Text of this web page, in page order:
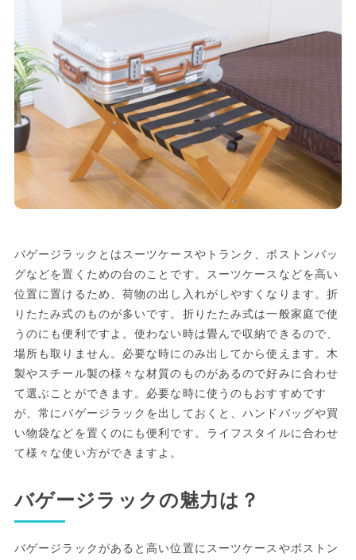
バゲージラックとはスーツケースやトランク、ボストンバッ
グなどを置くための台のことです。スーツケースなどを高い
位置に置けるため、荷物の出し入れがしやすくなります。折
りたたみ式のものが多いです。折りたたみ式は一般家庭で使
うのにも便利ですよ。使わない時は畳んで収納できるので、
場所も取りません。必要な時にのみ出してから使えます。木
製やスチール製の様々な材質のものがあるので好みに合わせ
て選ぶことができます。必要な時に使うのもおすすめです
が、常にバゲージラックを出しておくと、ハンドバッグや買
い物袋などを置くのにも便利です。ライフスタイルに合わせ
て様々な使い方ができますよ。
バゲージラックの魅力は？
バゲージラックがあると高い位置にスーツケースやボストン